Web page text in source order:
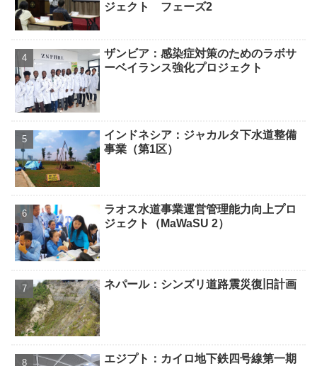
ジェクト フェーズ2
ザンビア：感染症対策のためのラボサ
ーベイランス強化プロジェクト
インドネシア：ジャカルタ下水道整備
事業（第1区）
ラオス水道事業運営管理能力向上プロ
ジェクト（MaWaSU 2）
ネパール：シンズリ道路震災復旧計画
エジプト：カイロ地下鉄四号線第一期